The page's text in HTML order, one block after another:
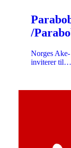
/
Norges
inviterer til…